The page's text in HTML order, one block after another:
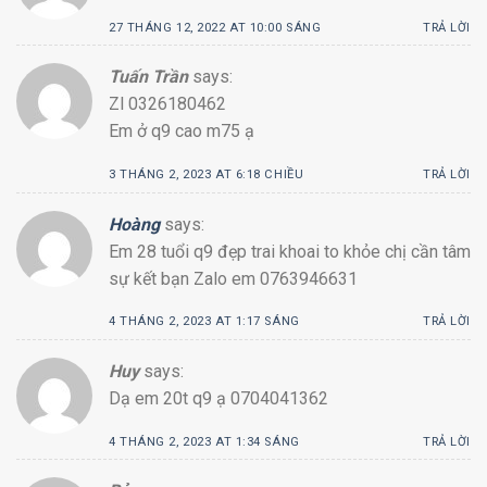
27 THÁNG 12, 2022 AT 10:00 SÁNG TRẢ LỜI
Tuấn Trần says:
Zl 0326180462
Em ở q9 cao m75 ạ
3 THÁNG 2, 2023 AT 6:18 CHIỀU TRẢ LỜI
Hoàng says:
Em 28 tuổi q9 đẹp trai khoai to khỏe chị cần tâm
sự kết bạn Zalo em 0763946631
4 THÁNG 2, 2023 AT 1:17 SÁNG TRẢ LỜI
Huy says:
Dạ em 20t q9 ạ 0704041362
4 THÁNG 2, 2023 AT 1:34 SÁNG TRẢ LỜI